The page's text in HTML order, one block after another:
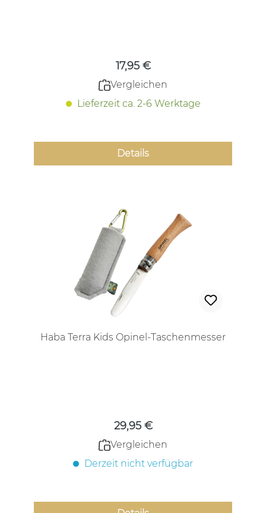
17,95 €
Vergleichen
Lieferzeit ca. 2-6 Werktage
Details
Haba Terra Kids Opinel-Taschenmesser
29,95 €
Vergleichen
Derzeit nicht verfügbar